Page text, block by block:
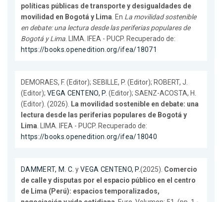
políticas públicas de transporte y desigualdades de
movilidad en Bogotá y Lima. En La movilidad sostenible
en debate: una lectura desde las periferias populares de
Bogotá y Lima. LIMA. IFEA - PUCP. Recuperado de:
https://books.openedition.org/ifea/18071
DEMORAES, F. (Editor); SEBILLE, P. (Editor); ROBERT, J.
(Editor); VEGA CENTENO, P. (Editor); SAENZ-ACOSTA, H.
(Editor). (2026). La movilidad sostenible en debate: una
lectura desde las periferias populares de Bogotá y
Lima. LIMA. IFEA - PUCP. Recuperado de:
https://books.openedition.org/ifea/18040
DAMMERT, M. C. yVEGA CENTENO, P.(2025). Comercio
de calle y disputas por el espacio público en el centro
de Lima (Perú): espacios temporalizados,